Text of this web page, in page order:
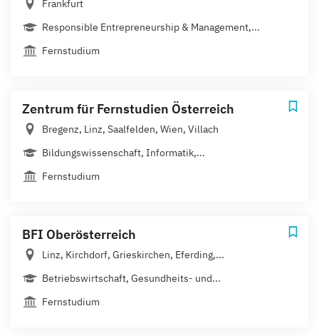
Frankfurt
Responsible Entrepreneurship & Management,...
Fernstudium
Zentrum für Fernstudien Österreich
Bregenz, Linz, Saalfelden, Wien, Villach
Bildungswissenschaft, Informatik,...
Fernstudium
BFI Oberösterreich
Linz, Kirchdorf, Grieskirchen, Eferding,...
Betriebswirtschaft, Gesundheits- und...
Fernstudium